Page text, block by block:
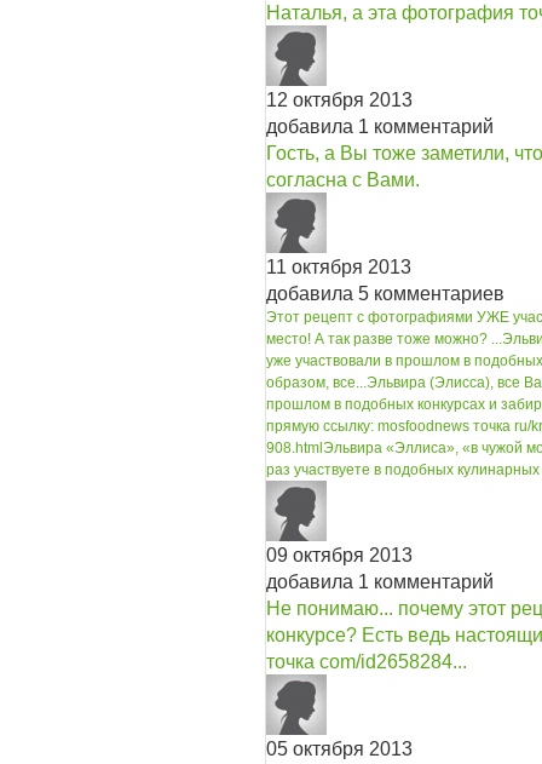
Наталья, а эта фотография
12 октября 2013
добавила 1 комментарий
Гость, а Вы тоже заметили,
согласна с Вами.
11 октября 2013
добавила 5 комментариев
Этот рецепт с фотографиями УЖЕ
место! А так разве тоже можно? ...
уже участвовали в прошлом в
образом, все...Эльвира (Элисса), все
прошлом в подобных конкурсах и
прямую ссылку: mosfoodnews точка
908.html Эльвира «Эллиса», «в чужой
раз участвуете в подобных
09 октября 2013
добавила 1 комментарий
Не понимаю... почему этот
конкурсе? Есть ведь
точка com/id2658284...
05 октября 2013